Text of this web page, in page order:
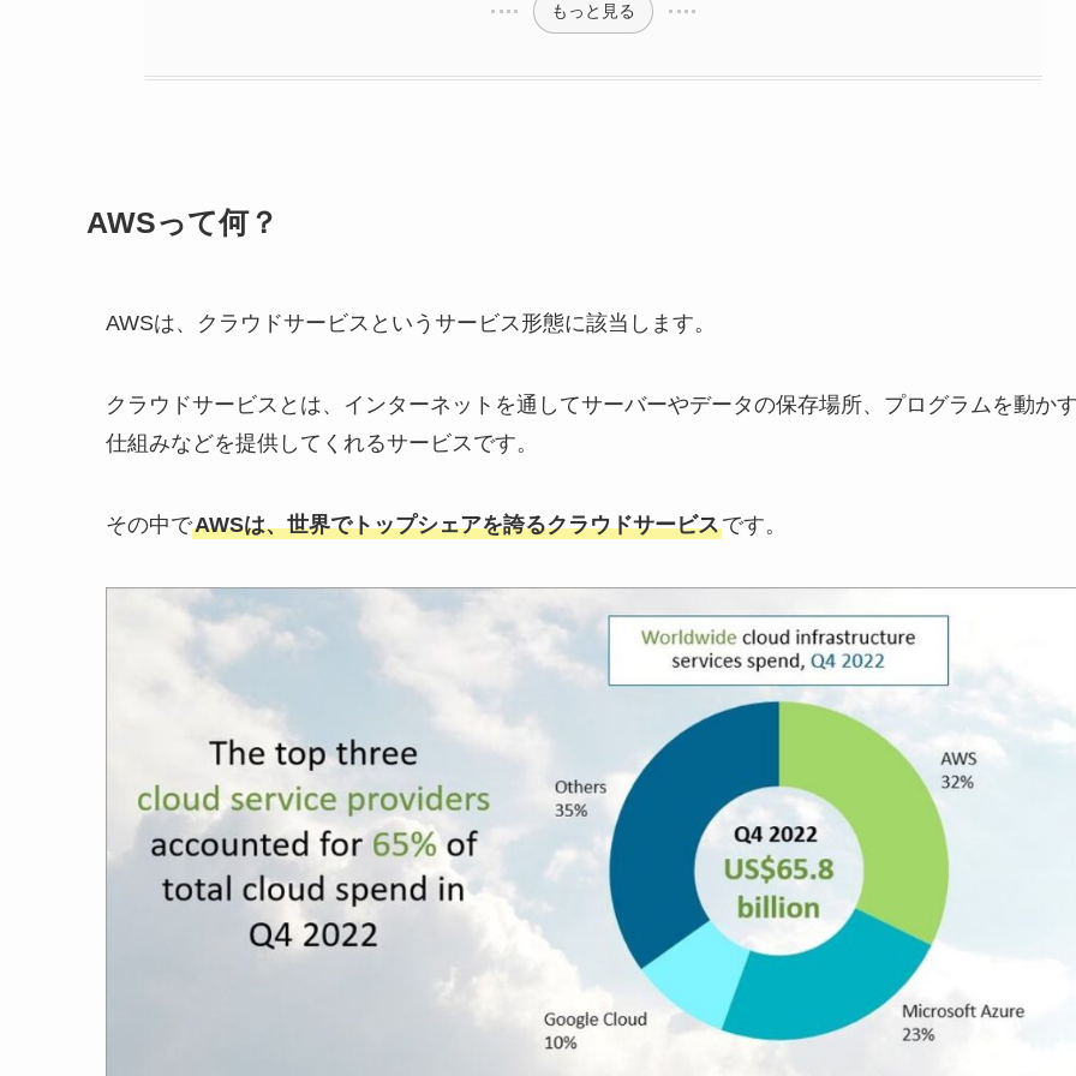
もっと見る
AWSって何？
AWSは、クラウドサービスというサービス形態に該当します。
クラウドサービスとは、インターネットを通してサーバーやデータの保存場所、プログラムを動か
仕組みなどを提供してくれるサービスです。
その中でAWSは、世界でトップシェアを誇るクラウドサービスです。